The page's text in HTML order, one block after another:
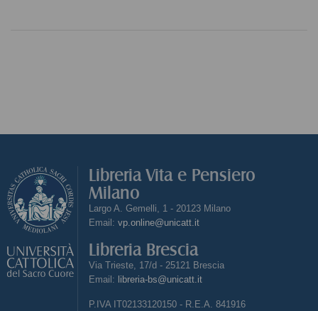
Libreria Vita e Pensiero
Milano
Largo A. Gemelli, 1 - 20123 Milano
Email: vp.online@unicatt.it
Libreria Brescia
Via Trieste, 17/d - 25121 Brescia
Email: libreria-bs@unicatt.it
P.IVA IT02133120150 - R.E.A. 841916